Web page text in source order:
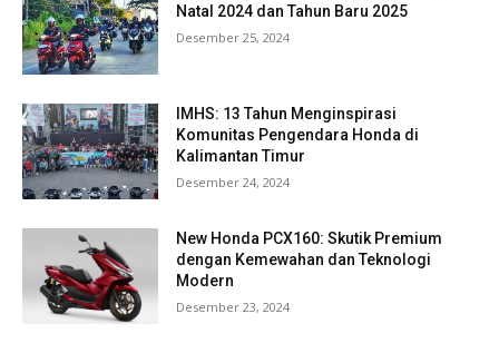
Natal 2024 dan Tahun Baru 2025
Desember 25, 2024
IMHS: 13 Tahun Menginspirasi
Komunitas Pengendara Honda di
Kalimantan Timur
Desember 24, 2024
New Honda PCX160: Skutik Premium
dengan Kemewahan dan Teknologi
Modern
Desember 23, 2024